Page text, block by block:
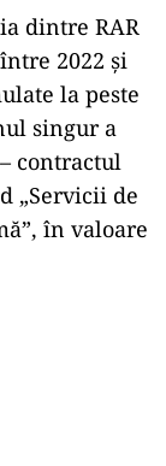
dintre RAR
2022 și
la peste
singur a
contractul
„Servicii de
în valoare